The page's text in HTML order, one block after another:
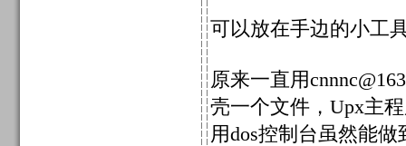
可以放在手边的小工
原来一直用
壳一个文件，Upx主
用dos控制台虽然能